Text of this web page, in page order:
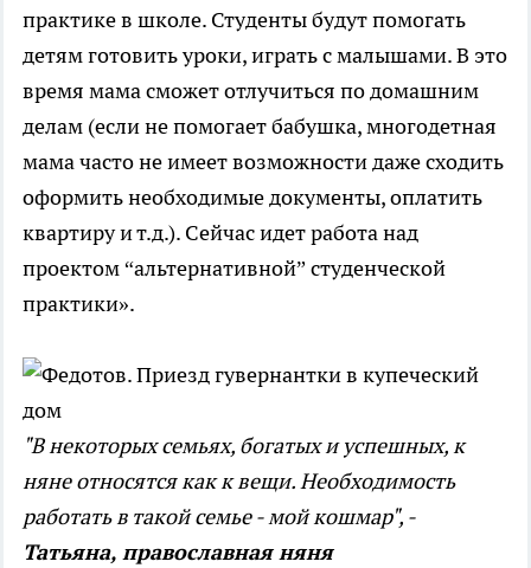
практике в школе. Студенты будут помогать
детям готовить уроки, играть с малышами. В это
время мама сможет отлучиться по домашним
делам (если не помогает бабушка, многодетная
мама часто не имеет возможности даже сходить
оформить необходимые документы, оплатить
квартиру и т.д.). Сейчас идет работа над
проектом “альтернативной” студенческой
практики».
"В некоторых семьях, богатых и успешных, к
няне относятся как к вещи. Необходимость
работать в такой семье - мой кошмар", -
Татьяна, православная няня